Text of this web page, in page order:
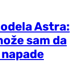
Astra:
sam da